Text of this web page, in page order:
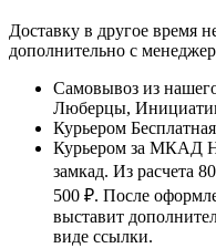
Доставку в другое время
дополнительно с
Самовывоз из
Люберцы,
Курьером
Курьером за МКАД
замкад. Из расчета
500 ₽. После
выставит
виде ссылки.